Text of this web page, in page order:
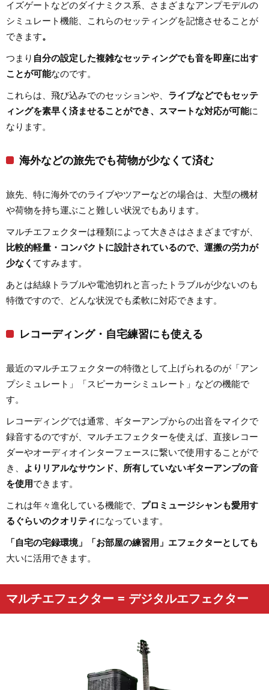
イズゲートなどのダイナミクス系、さまざまなアンプモデルの
シミュレート機能、これらのセッティングを記憶させることが
できます。
つまり 自分の設定した複雑なセッティングでも音を即座に出す
ことが可能なのです。
これらは、飛び込みでのセッションや、 ライブなどでもセッテ
ィングを素早く済ませることができ、スマートな対応が可能に
なります。
海外などの旅先でも荷物が少なくて済む
旅先、特に海外でのライブやツアーなどの場合は、大型の機材
や荷物を持ち運ぶこと難しい状況でもあります。
マルチエフェクターは種類によって大きさはさまざまですが、
比較的軽量・コンパクトに設計されているので、運搬の労力が
少なく てすみます。
あとは結線トラブルや電池切れと言ったトラブルが少ないのも
特徴ですので、どんな状況でも柔軟に対応できます。
レコーディング・自宅練習にも使える
最近のマルチエフェクターの特徴として上げられるのが「アン
プシミュレート」「スピーカーシミュレート」などの機能で
す。
レコーディングでは通常、ギターアンプからの出音をマイクで
録音するのですが、マルチエフェクターを使えば、直接レコー
ダーやオーディオインターフェースに繋いで使用することがで
き、
よりリアルなサウンド、所有していないギターアンプの音
を使用できます。
これは年々進化している機能で、 プロミュージシャンも愛用す
るぐらいのクオリティになっています。
「自宅の宅録環境」「お部屋の練習用」エフェクターとしても
大いに活用できます。
マルチエフェクター = デジタルエフェクター